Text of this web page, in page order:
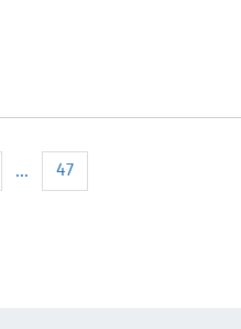
... 47